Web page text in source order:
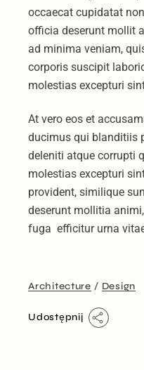
occaecat cupidatat
officia deserunt mollit
ad minima veniam,
corporis suscipit
molestias excepturi
At vero eos et
ducimus qui blanditiis
deleniti atque corrupti
molestias excepturi
provident, similique
deserunt mollitia
fuga efficitur urna
Architecture Design
Udostępnij